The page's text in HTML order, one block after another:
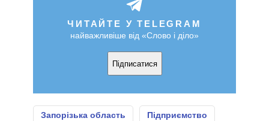
ЧИТАЙТЕ У TELEGRAM
найважливіше від «Слово і діло»
Підписатися
Запорізька область Підприємство